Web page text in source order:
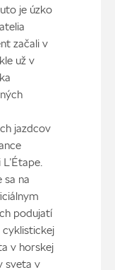
je úzko
začali v
už v
jazdcov
sa na
podujatí
v horskej
sveta v